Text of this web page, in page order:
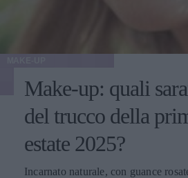
Make-up: quali
del trucco della
estate 2025?
Incarnato naturale, con guance